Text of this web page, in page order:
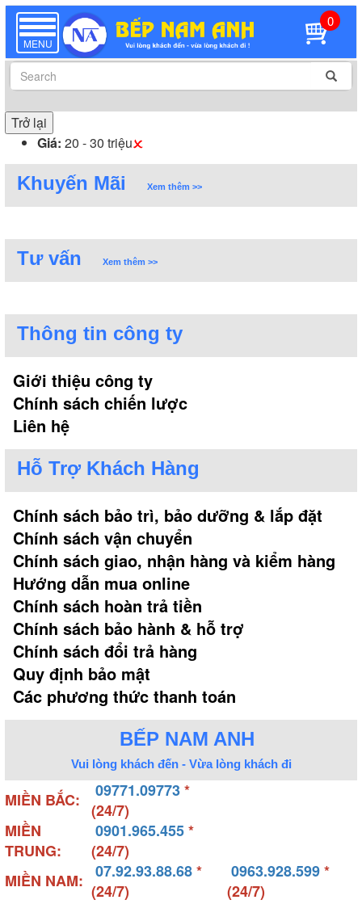
TOGGLE
NAVIGATION
MENU
0
Trở lại
Giá: 20 - 30 triệu
Khuyến Mãi Xem thêm >>
Tư vấn Xem thêm >>
Thông tin công ty
Giới thiệu công ty
Chính sách chiến lược
Liên hệ
Hỗ Trợ Khách Hàng
Chính sách bảo trì, bảo dưỡng & lắp đặt
Chính sách vận chuyển
Chính sách giao, nhận hàng và kiểm hàng
Hướng dẫn mua online
Chính sách hoàn trả tiền
Chính sách bảo hành & hỗ trợ
Chính sách đổi trả hàng
Quy định bảo mật
Các phương thức thanh toán
BẾP NAM ANH
Vui lòng khách đến - Vừa lòng khách đi
MIỀN BẮC: 09771.09773*
(24/7)
MIỀN
TRUNG:
0901.965.455*
(24/7)
MIỀN NAM:
07.92.93.88.68*
(24/7)
0963.928.599*
(24/7)